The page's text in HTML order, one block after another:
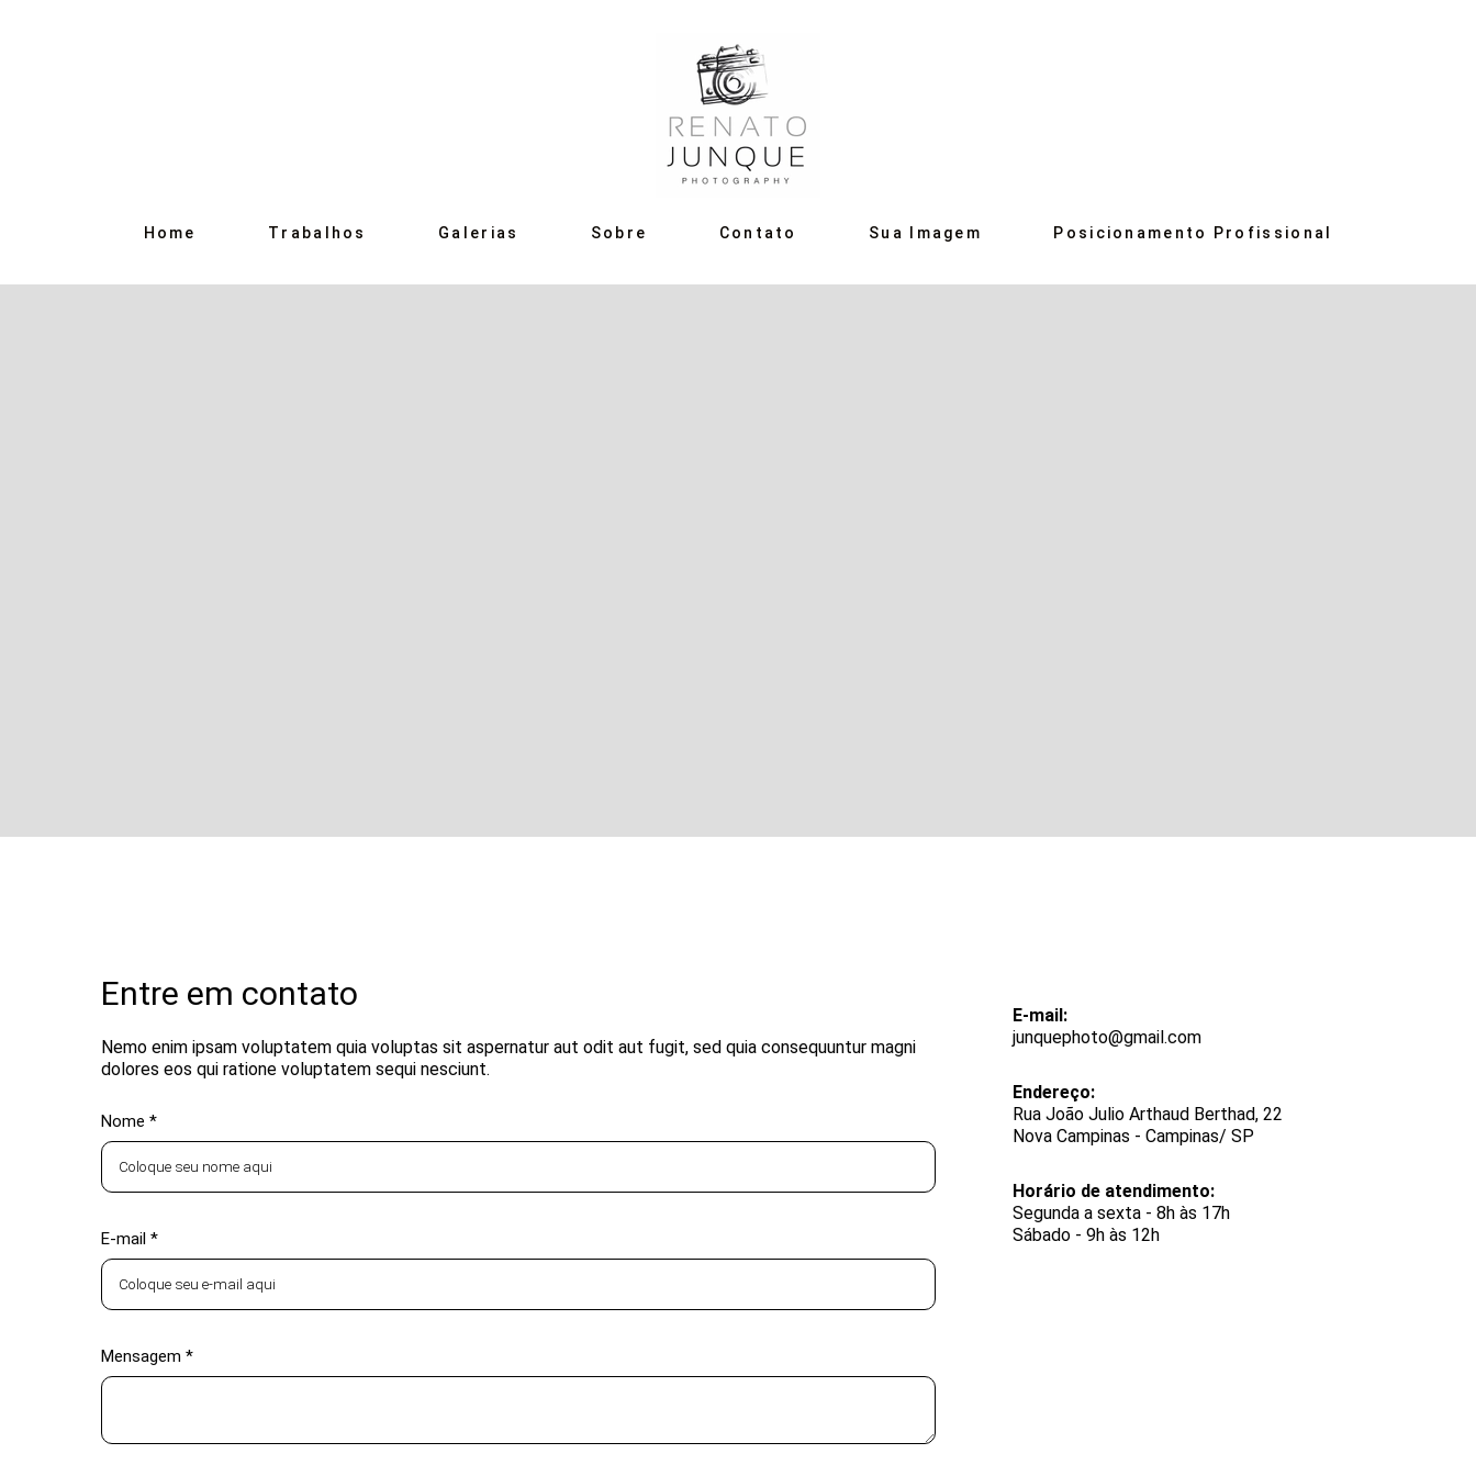
Home Trabalhos Galerias Sobre Contato Sua Imagem Posicionamento Profissional
Entre em contato
Nemo enim ipsam voluptatem quia voluptas sit aspernatur aut odit aut fugit, sed quia consequuntur magni
dolores eos qui ratione voluptatem sequi nesciunt.
Nome *
E-mail *
Mensagem *
E-mail:
junquephoto@gmail.com
Endereço:
Rua João Julio Arthaud Berthad, 22
Nova Campinas - Campinas/ SP
Horário de atendimento:
Segunda a sexta - 8h às 17h
Sábado - 9h às 12h